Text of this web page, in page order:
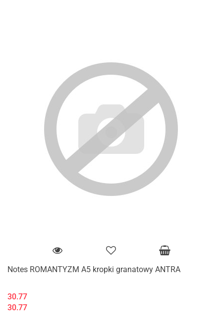
Notes ROMANTYZM A5 kropki granatowy ANTRA
30.77
30.77